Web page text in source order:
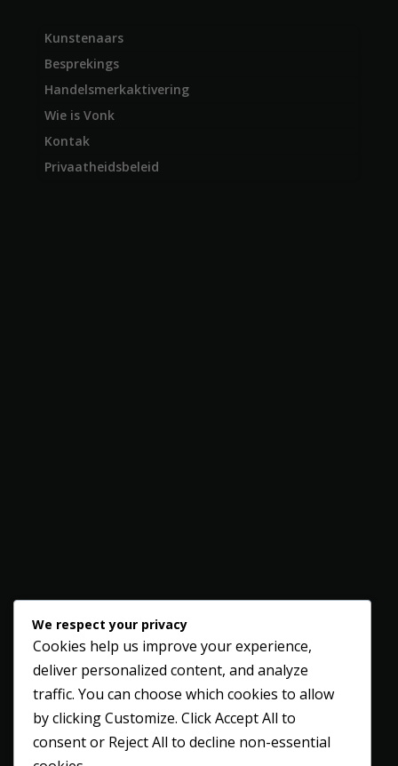
Kunstenaars
Besprekings
Handelsmerkaktivering
Wie is Vonk
Kontak
Privaatheidsbeleid
We respect your privacy
Cookies help us improve your experience,
deliver personalized content, and analyze
traffic. You can choose which cookies to allow
by clickingCustomize. ClickAccept All to
consent or Reject All to decline non-essential